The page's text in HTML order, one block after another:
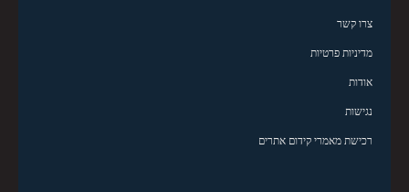
צרו קשר
מדיניות פרטיות
אודות
נגישות
רכישת מאמרי קידום אתרים